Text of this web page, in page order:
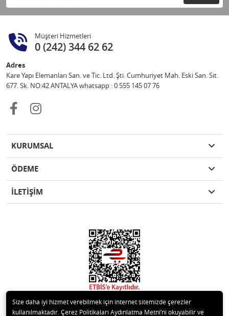
Müşteri Hizmetleri
0 (242) 344 62 62
Adres
Kare Yapı Elemanları San. ve Tic. Ltd. Şti. Cumhuriyet Mah. Eski San. Sit.
677. Sk. NO:42 ANTALYA whatsapp : 0 555 145 07 76
KURUMSAL
ÖDEME
İLETİŞİM
Size daha iyi hizmet verebilmek için internet sitemizde çerezler
kullanılmaktadır. Çerez Politikaları Aydınlatma Metni’ni okuyabilir ve